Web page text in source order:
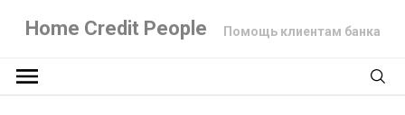
Home Credit People Помощь клиентам банка